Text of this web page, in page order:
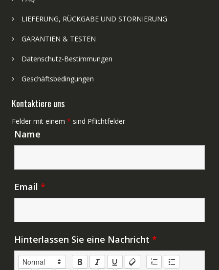
LIEFERUNG, RÜCKGABE UND STORNIERUNG
GARANTIEN & TESTEN
Datenschutz-Bestimmungen
Geschäftsbedingungen
Kontaktiere uns
Felder mit einem * sind Pflichtfelder
Name
Email *
Hinterlassen Sie eine Nachricht *